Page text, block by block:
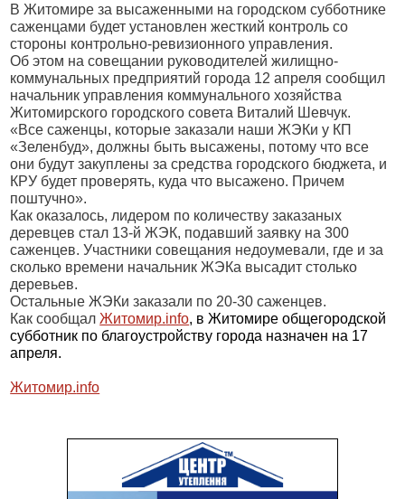
В Житомире за высаженными на городском субботнике
саженцами будет установлен жесткий контроль со
стороны контрольно-ревизионного управления.
Об этом на совещании руководителей жилищно-
коммунальных предприятий города 12 апреля сообщил
начальник управления коммунального хозяйства
Житомирского городского совета Виталий Шевчук.
«Все саженцы, которые заказали наши ЖЭКи у КП
«Зеленбуд», должны быть высажены, потому что все
они будут закуплены за средства городского бюджета, и
КРУ будет проверять, куда что высажено. Причем
поштучно».
Как оказалось, лидером по количеству заказаных
деревцев стал 13-й ЖЭК, подавший заявку на 300
саженцев. Участники совещания недоумевали, где и за
сколько времени начальник ЖЭКа высадит столько
деревьев.
Остальные ЖЭКи заказали по 20-30 саженцев.
Как сообщалЖитомир.info, в Житомире общегородской
субботник по благоустройству города назначен на 17
апреля.
Житомир.info